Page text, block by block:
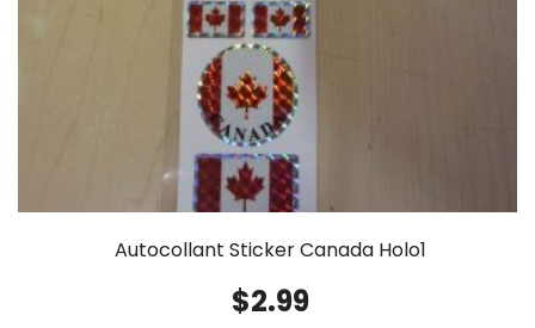
Autocollant Sticker Canada Holo1
$2.99